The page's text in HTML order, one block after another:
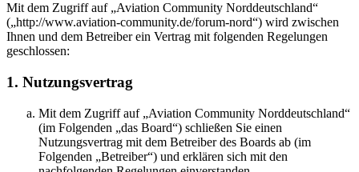
Mit dem Zugriff auf „Aviation Community Norddeutschland“
(„http://www.aviation-community.de/forum-nord“) wird zwischen
Ihnen und dem Betreiber ein Vertrag mit folgenden Regelungen
geschlossen:
1. Nutzungsvertrag
Mit dem Zugriff auf „Aviation Community Norddeutschland“
(im Folgenden „das Board“) schließen Sie einen
Nutzungsvertrag mit dem Betreiber des Boards ab (im
Folgenden „Betreiber“) und erklären sich mit den